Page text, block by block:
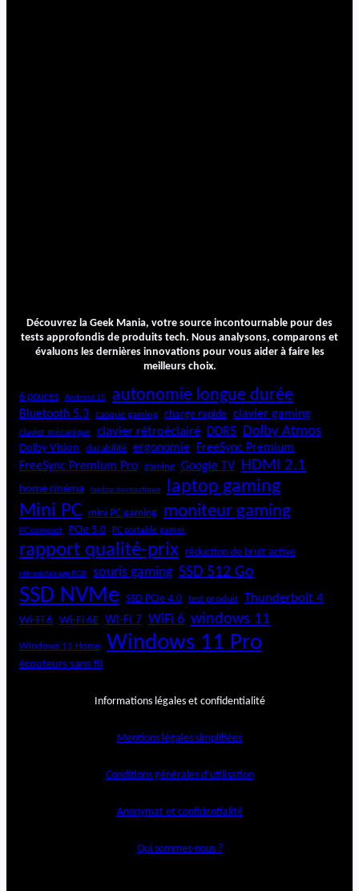
Découvrez la Geek Mania, votre source incontournable pour des
tests approfondis de produits tech. Nous analysons, comparons et
évaluons les dernières innovations pour vous aider à faire les
meilleurs choix.
6 pouces Android 15 autonomie longue durée
Bluetooth 5.3 casque gaming charge rapide clavier gaming
clavier mécanique clavier rétroéclairé DDR5 Dolby Atmos
Dolby Vision durabilité ergonomie
FreeSync Premium
FreeSync Premium Pro
gaming Google TV HDMI 2.1
home cinéma laptop bureautique laptop gaming
Mini PC mini PC gaming moniteur gaming
PC compact PCIe 5.0 PC portable gamer
rapport qualité-prix réduction de bruit active
rétroéclairage RGB souris gaming SSD 512 Go
SSD NVMe SSD PCIe 4.0 test produit Thunderbolt 4
Wi-Fi 6 Wi-Fi 6E Wi-Fi 7 WiFi 6 windows 11
Windows 11 Home Windows 11 Pro
écouteurs sans fil
Informations légales et confidentialité
Mentions légales simplifiées
Conditions générales d’utilisation
Anonymat et confidentialité
Qui sommes-nous ?